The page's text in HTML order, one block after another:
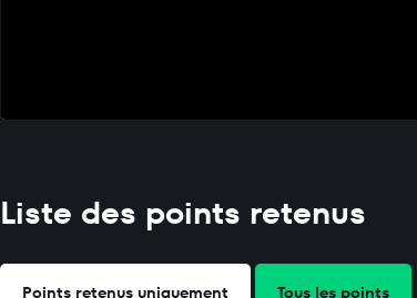
Liste des points retenus
Points retenus uniquement Tous les points